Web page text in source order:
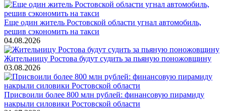
Еще один житель Ростовской области угнал автомобиль,
решив сэкономить на такси
04.08.2026
Жительницу Ростова будут судить за пьяную поножовщину
03.08.2026
Присвоили более 800 млн рублей: финансовую пирамиду
накрыли силовики Ростовской области